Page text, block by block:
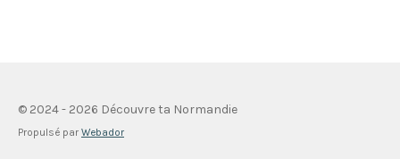
© 2024 - 2026 Découvre ta Normandie
Propulsé par Webador